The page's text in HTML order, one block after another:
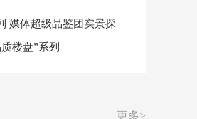
媒体超级品鉴团实景探
楼盘”系列
更多>